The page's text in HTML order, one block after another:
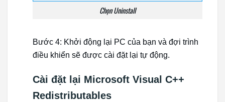
Chọn Uninstall
Bước 4: Khởi động lại PC của bạn và đợi trình
điều khiển sẽ được cài đặt lại tự động.
Cài đặt lại Microsoft Visual C++
Redistributables